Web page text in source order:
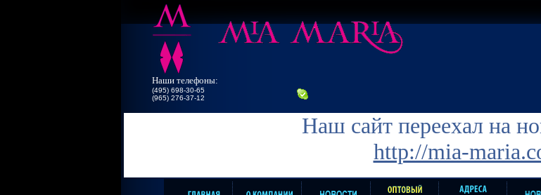
Наши телефоны:
(495) 698-30-65
(965) 276-37-12
Наш сайт переехал на
http://mia-